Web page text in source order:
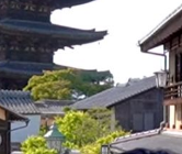
chargée d’histoire
et promenez-vous